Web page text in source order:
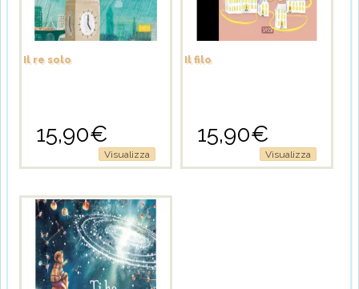
Il re solo
15,90€
Visualizza
Il filo
15,90€
Visualizza